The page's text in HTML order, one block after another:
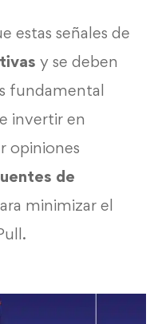
estas señales de
y se deben
fundamental
invertir en
opiniones
de
minimizar el